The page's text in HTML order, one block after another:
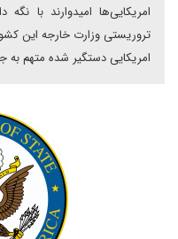
امریکایی‌ها امیدوارند با
تروریستی وزارت خارجه این
امریکایی دستگیر شده متهم